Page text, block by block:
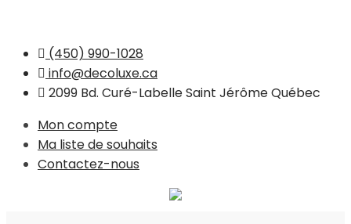
Skip
content
(450) 990-1028
info@decoluxe.ca
2099 Bd. Curé-Labelle Saint Jérôme Québec
Mon compte
Ma liste de souhaits
Contactez-nous